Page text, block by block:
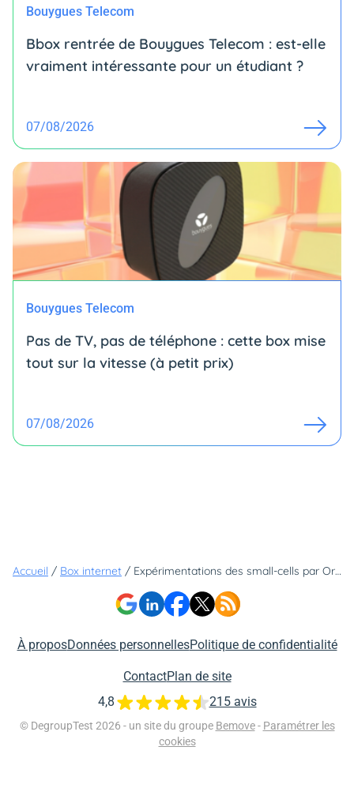
Bouygues Telecom
Bbox rentrée de Bouygues Telecom : est-elle
vraiment intéressante pour un étudiant ?
07/08/2026
Bouygues Telecom
Pas de TV, pas de téléphone : cette box mise
tout sur la vitesse (à petit prix)
07/08/2026
Accueil / Box internet / Expérimentations des small-cells par Orange suivies par l'ANFR
À proposDonnées personnellesPolitique de confidentialité
ContactPlan de site
© DegroupTest 2026 - un site du groupe Bemove - Paramétrer les
cookies
4,8 215 avis